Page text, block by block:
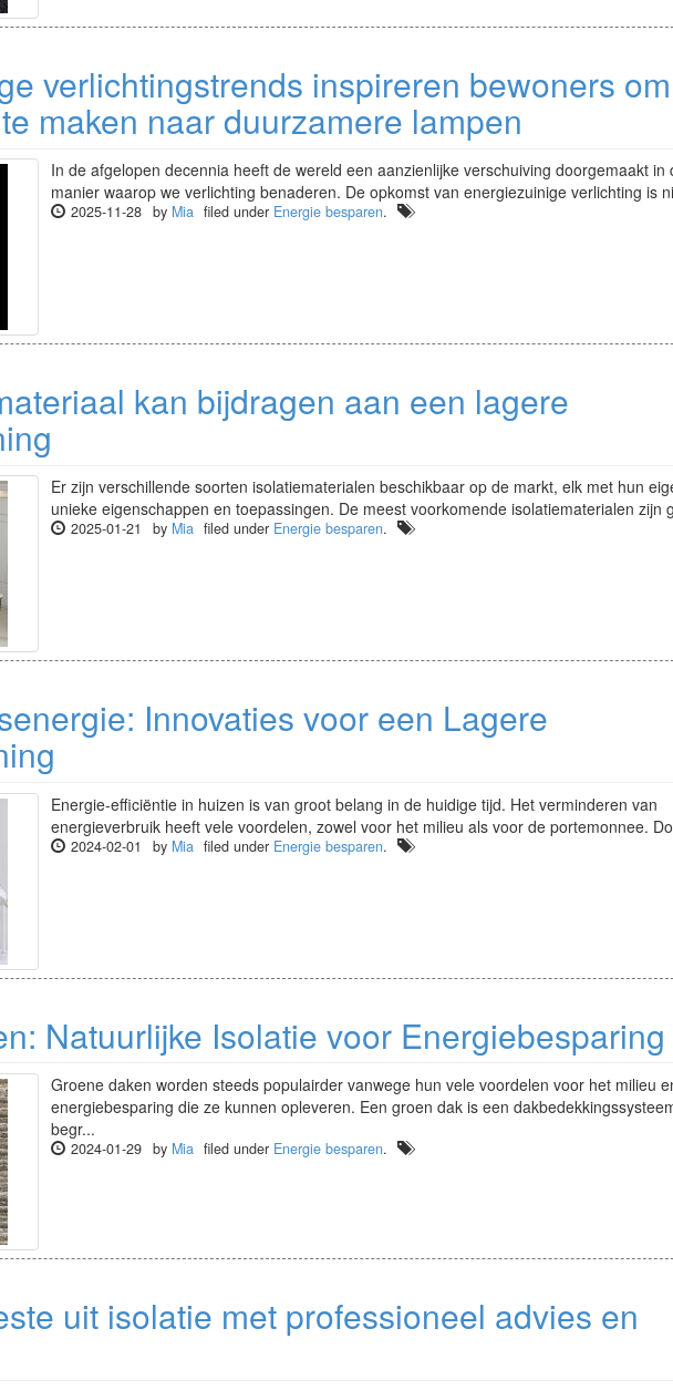
verlichtingstrends inspireren bewoners om
maken naar duurzamere lampen
In de afgelopen decennia heeft de wereld een aanzienlijke verschuiving doorgemaakt in
manier waarop we verlichting benaderen. De opkomst van energiezuinige verlichting is
2025-11-28 by Mia filed under Energie besparen.
kan bijdragen aan een lagere
Er zijn verschillende soorten isolatiematerialen beschikbaar op de markt, elk met hun
unieke eigenschappen en toepassingen. De meest voorkomende isolatiematerialen zijn
2025-01-21 by Mia filed under Energie besparen.
Innovaties voor een Lagere
Energie-efficiëntie in huizen is van groot belang in de huidige tijd. Het verminderen van
energieverbruik heeft vele voordelen, zowel voor het milieu als voor de portemonnee.
2024-02-01 by Mia filed under Energie besparen.
Natuurlijke Isolatie voor Energiebesparing
Groene daken worden steeds populairder vanwege hun vele voordelen voor het milieu
energiebesparing die ze kunnen opleveren. Een groen dak is een
begr...
2024-01-29 by Mia filed under Energie besparen.
uit isolatie met professioneel advies en